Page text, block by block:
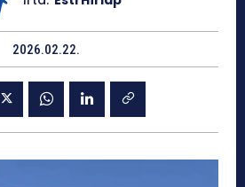
2026.02.22.